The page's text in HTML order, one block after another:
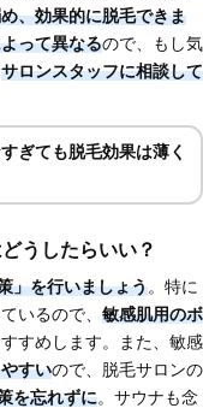
、効果的に脱毛できま
って異なるので、もし気
サロンスタッフに相談して
ぎても脱毛効果は薄く
うしたらいい？
」を行いましょう。特に
いるので、 敏感肌用のボ
すめします。また、敏感
すいので、脱毛サロンの
を忘れずに。サウナも念